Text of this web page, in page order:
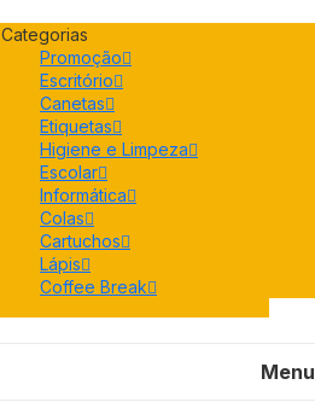
Categorias
Promoção
Escritório
Canetas
Etiquetas
Higiene e Limpeza
Escolar
Informática
Colas
Cartuchos
Lápis
Coffee Break
Menu